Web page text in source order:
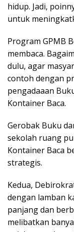
hidup. Jadi,
untuk
Program GPMB
membaca.
dulu, agar
contoh dengan
pengadaaan
Kontainer Baca.
Gerobak Buku
sekolah ruang
Kontainer Baca
strategis.
Kedua,
dengan lamban
panjang dan
melibatkan